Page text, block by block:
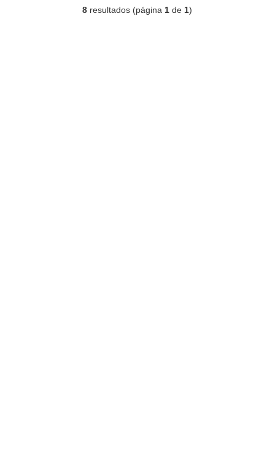
8 resultados (página 1 de 1)